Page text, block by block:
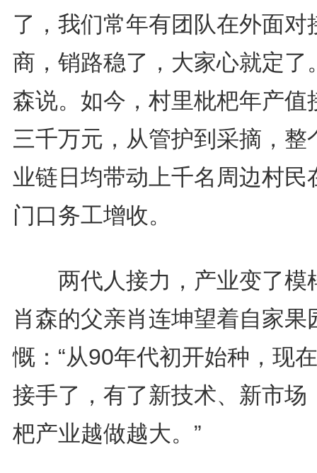
了，我们常年有团队在外面对
商，销路稳了，大家心就定了
森说。如今，村里枇杷年产值
三千万元，从管护到采摘，整
业链日均带动上千名周边村民
门口务工增收。
两代人接力，产业变了模
肖森的父亲肖连坤望着自家果
慨：“从90年代初开始种，现
接手了，有了新技术、新市场
杷产业越做越大。”